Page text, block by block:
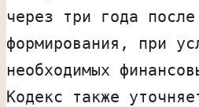
через три года
формирования, при
необходимых
Кодекс также